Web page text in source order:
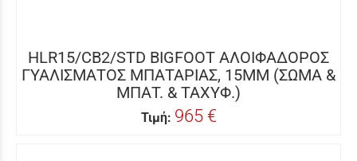
HLR15/CB2/STD BIGFOOT ΑΛΟΙΦΑΔΟΡΟΣ
ΓΥΑΛΙΣΜΑΤΟΣ ΜΠΑΤΑΡΙΑΣ, 15MM (ΣΩΜΑ &
ΜΠΑΤ. & ΤΑΧΥΦ.)
Τιμή: 965 €